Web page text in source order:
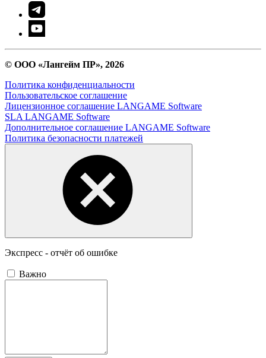
© ООО «Лангейм ПР», 2026
Политика конфиденциальности
Пользовательское соглашение
Лицензионное соглашение LANGAME Software
SLA LANGAME Software
Дополнительное соглашение LANGAME Software
Политика безопасности платежей
Экспресс - отчёт об ошибке
Важно